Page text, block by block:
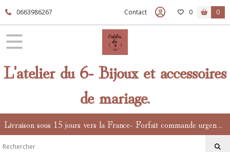
0663986267 Contact 0 0
L'atelier du 6- Bijoux et accessoires
de mariage.
Livraison sous 15 jours vers la France- Forfait commande urgente en supplément.